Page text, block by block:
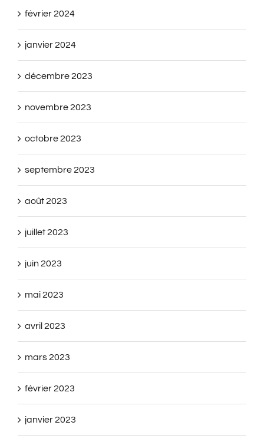
février 2024
janvier 2024
décembre 2023
novembre 2023
octobre 2023
septembre 2023
août 2023
juillet 2023
juin 2023
mai 2023
avril 2023
mars 2023
février 2023
janvier 2023